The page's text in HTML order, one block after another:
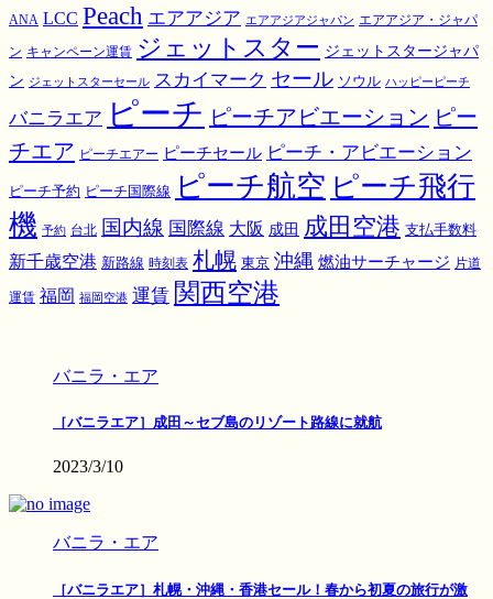
ANA LCC Peach エアアジア エアアジアジャパン エアアジア・ジャパ
ン キャンペーン運賃 ジェットスター ジェットスタージャパ
ン ジェットスターセール スカイマーク セール ソウル ハッピーピーチ
バニラエア ピーチ ピーチアビエーション ピー
チエア ピーチエアー ピーチセール ピーチ・アビエーション
ピーチ予約 ピーチ国際線 ピーチ航空 ピーチ飛行
機 予約 台北 国内線 国際線 大阪 成田 成田空港 支払手数料
新千歳空港 新路線 時刻表 札幌 東京 沖縄 燃油サーチャージ 片道
運賃 福岡 福岡空港 運賃 関西空港
バニラ・エア
［バニラエア］成田～セブ島のリゾート路線に就航
2023/3/10
バニラ・エア
［バニラエア］札幌・沖縄・香港セール！春から初夏の旅行が激